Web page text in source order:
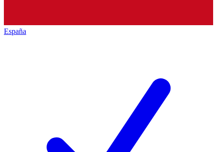
España